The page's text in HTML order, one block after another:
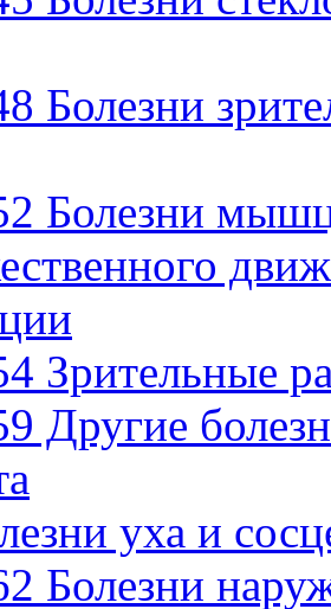
Болезни
Болезни
Зрительные
Другие
уха и
Болезни